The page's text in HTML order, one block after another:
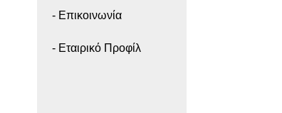
- Επικοινωνία
- Εταιρικό Προφίλ